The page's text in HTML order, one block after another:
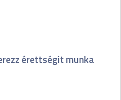
érettségit munka